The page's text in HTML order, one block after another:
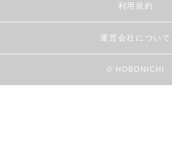
利用規約
運営会社について
© HOBONICHI